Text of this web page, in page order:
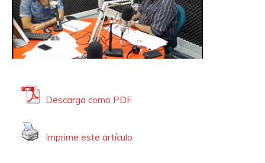
o
Descarga como PDF
Imprime este artículo